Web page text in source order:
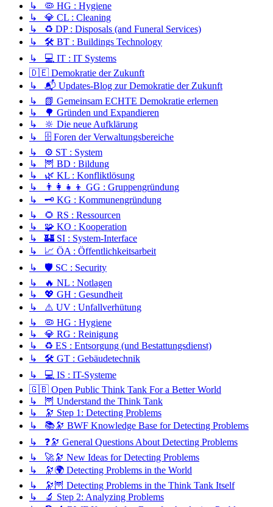
↳ 🦠 HG : Hygiene
↳ 💎 CL : Cleaning
↳ ♻️ DP : Disposals (and Funeral Services)
↳ 🛠️ BT : Buildings Technology
↳ 💻 IT : IT Systems
🇩🇪 Demokratie der Zukunft
↳ 📬 Updates-Blog zur Demokratie der Zukunft
↳ 📗 Gemeinsam ECHTE Demokratie erlernen
↳ 🌳 Gründen und Expandieren
↳ 🔆 Die neue Aufklärung
↳ 🗄️ Foren der Verwaltungsbereiche
↳ ⚙️ ST : System
↳ 🦉 BD : Bildung
↳ 🌿 KL : Konfliktlösung
↳ 👨‍👩‍👧‍👦 GG : Gruppengründung
↳ 🗝️ KG : Kommunengründung
↳ 🌻 RS : Ressourcen
↳ 🧩 KO : Kooperation
↳ 🏰 SI : System-Interface
↳ 📈 ÖA : Öffentlichkeitsarbeit
↳ 🛡️ SC : Security
↳ 🔥 NL : Notlagen
↳ 💖 GH : Gesundheit
↳ ⚠️ UV : Unfallverhütung
↳ 🦠 HG : Hygiene
↳ 💎 RG : Reinigung
↳ ♻️ ES : Entsorgung (und Bestattungsdienst)
↳ 🛠️ GT : Gebäudetechnik
↳ 💻 IS : IT-Systeme
🇬🇧 Open Public Think Tank For a Better World
↳ 🦉 Understand the Think Tank
↳ 🔭 Step 1: Detecting Problems
↳ 📚🔭 BWF Knowledge Base for Detecting Problems
↳ ❓🔭 General Questions About Detecting Problems
↳ 🚀🔭 New Ideas for Detecting Problems
↳ 🔭🌍 Detecting Problems in the World
↳ 🔭🦉 Detecting Problems in the Think Tank Itself
↳ 🔬 Step 2: Analyzing Problems